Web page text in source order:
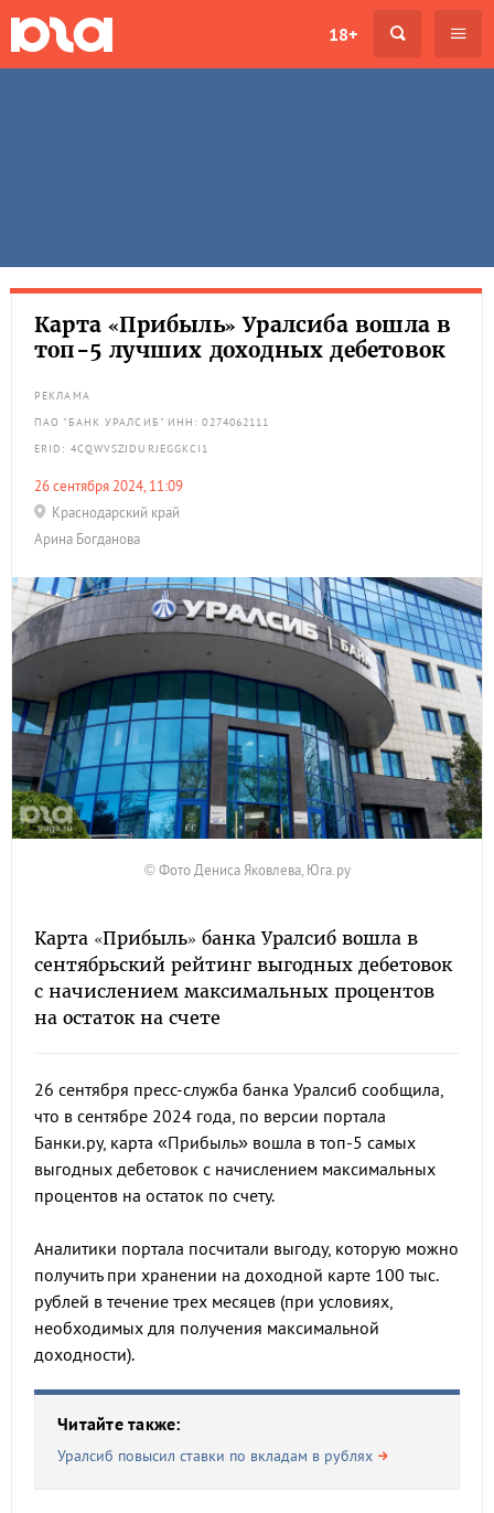
18+
Карта «Прибыль» Уралсиба вошла в
топ-5 лучших доходных дебетовок
РЕКЛАМА
ПАО "БАНК УРАЛСИБ" ИНН: 0274062111
ERID: 4CQWVSZJDURJEGGKCI1
26 сентября 2024, 11:09
Краснодарский край
Арина Богданова
© Фото Дениса Яковлева, Юга.ру
Карта «Прибыль» банка Уралсиб вошла в
сентябрьский рейтинг выгодных дебетовок
с начислением максимальных процентов
на остаток на счете
26 сентября пресс-служба банка Уралсиб сообщила,
что в сентябре 2024 года, по версии портала
Банки.ру, карта «Прибыль» вошла в топ-5 самых
выгодных дебетовок с начислением максимальных
процентов на остаток по счету.
Аналитики портала посчитали выгоду, которую можно
получить при хранении на доходной карте 100 тыс.
рублей в течение трех месяцев (при условиях,
необходимых для получения максимальной
доходности).
Читайте также:
Уралсиб повысил ставки по вкладам в рублях